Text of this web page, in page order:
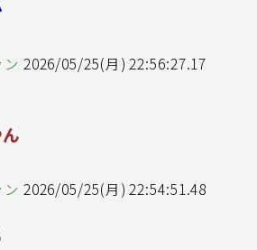
2026/05/25(月) 22:56:27.17
2026/05/25(月) 22:54:51.48